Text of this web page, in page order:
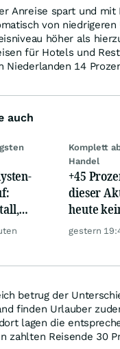
Anreise spart und
von
höher als
für Hotels und
Niederlanden 14
auch
Komplett
Handel
+45
dieser
heute
auf dem
gestern
betrug der
finden Urlauber
lagen die
zahlten Reisende 30